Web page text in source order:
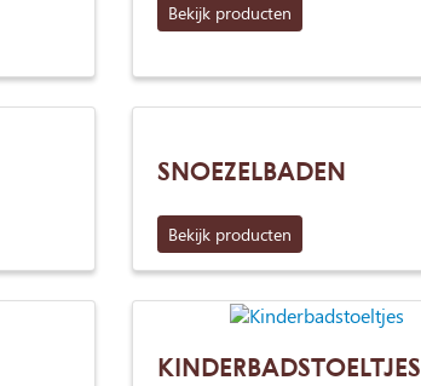
Bekijk producten
SNOEZELBADEN
Bekijk producten
KINDERBADSTOELTJES